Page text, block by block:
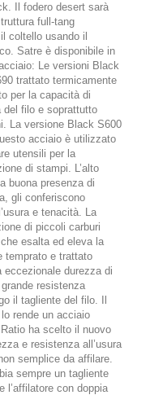
Il fodero desert sarà
full-tang
coltello usando il
Satre è disponibile in
Le versioni Black
trattato termicamente
per la capacità di
del filo e soprattutto
La versione Black S600
acciaio è utilizzato
utensili per la
di stampi. L’alto
buona presenza di
gli conferiscono
e tenacità. La
di piccoli carburi
esalta ed eleva la
temprato e trattato
eccezionale durezza di
resistenza
il tagliente del filo. Il
rende un acciaio
ha scelto il nuovo
e resistenza all’usura
semplice da affilare.
sempre un tagliente
l’affilatore con doppia